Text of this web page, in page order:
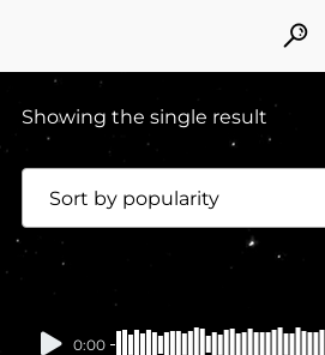
Showing the single result
0:00